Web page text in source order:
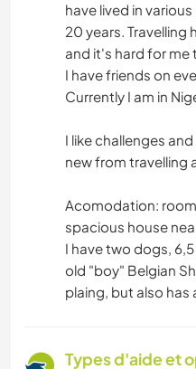
have lived in
20 years. Travelling
and it's hard for me
I have friends on
Currently I am in
I like challenges
new from travelling
Acomodation:
spacious house
I have two dogs,
old "boy" Belgian
plaing, but also
Types d'aide et